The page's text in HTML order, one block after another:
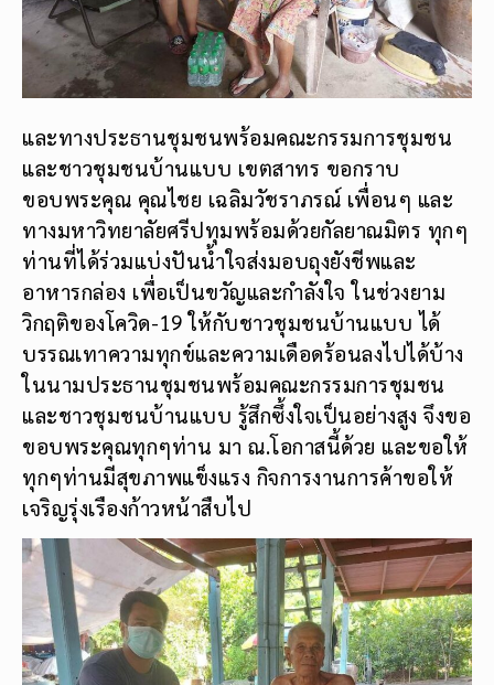
และทางประธานชุมชนพร้อมคณะกรรมการชุมชน
และชาวชุมชนบ้านแบบ เขตสาทร ขอกราบ
ขอบพระคุณ คุณไชย เฉลิมวัชราภรณ์ เพื่อนๆ และ
ทางมหาวิทยาลัยศรีปทุมพร้อมด้วยกัลยาณมิตร ทุกๆ
ท่านที่ได้ร่วมแบ่งปันน้ำใจส่งมอบถุงยังชีพและ
อาหารกล่อง เพื่อเป็นขวัญและกำลังใจ ในช่วงยาม
วิกฤติของโควิด-19 ให้กับชาวชุมชนบ้านแบบ ได้
บรรณเทาความทุกข์และความเดือดร้อนลงไปได้บ้าง
ในนามประธานชุมชนพร้อมคณะกรรมการชุมชน
และชาวชุมชนบ้านแบบ รู้สึกซึ้งใจเป็นอย่างสูง จึงขอ
ขอบพระคุณทุกๆท่าน มา ณ.โอกาสนี้ด้วย และขอให้
ทุกๆท่านมีสุขภาพแข็งแรง กิจการงานการค้าขอให้
เจริญรุ่งเรืองก้าวหน้าสืบไป